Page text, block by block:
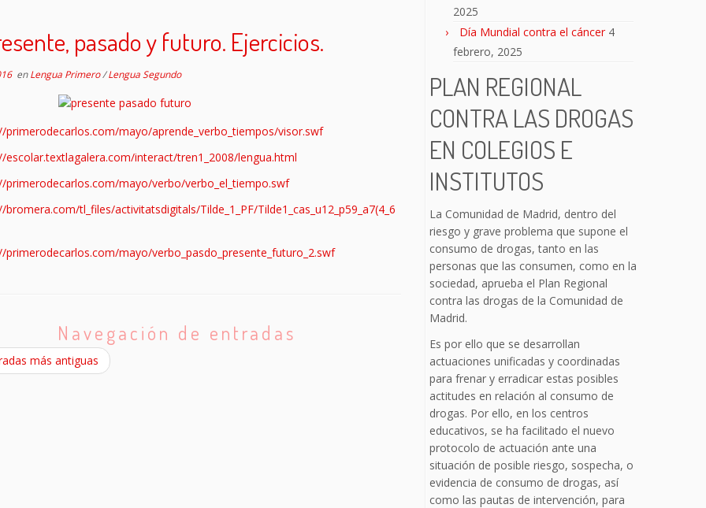
pasado y futuro. Ejercicios.
enLengua Primero/Lengua Segundo
primerodecarlos.com/mayo/aprende_verbo_tiempos/visor.swf
escolar.textlagalera.com/interact/tren1_2008/lengua.html
primerodecarlos.com/mayo/verbo/verbo_el_tiempo.swf
bromera.com/tl_files/activitatsdigitals/Tilde_1_PF/Tilde1_cas_u12_p59_a7(4_6
primerodecarlos.com/mayo/verbo_pasdo_presente_futuro_2.swf
Navegación de entradas
más antiguas
2025
Día Mundial contra el cáncer 4
febrero, 2025
PLAN REGIONAL
CONTRA LAS DROGAS
EN COLEGIOS E
INSTITUTOS
La Comunidad de Madrid, dentro del
riesgo y grave problema que supone el
consumo de drogas, tanto en las
personas que las consumen, como en la
sociedad, aprueba el Plan Regional
contra las drogas de la Comunidad de
Madrid.
Es por ello que se desarrollan
actuaciones unificadas y coordinadas
para frenar y erradicar estas posibles
actitudes en relación al consumo de
drogas. Por ello, en los centros
educativos, se ha facilitado el nuevo
protocolo de actuación ante una
situación de posible riesgo, sospecha, o
evidencia de consumo de drogas, así
como las pautas de intervención, para